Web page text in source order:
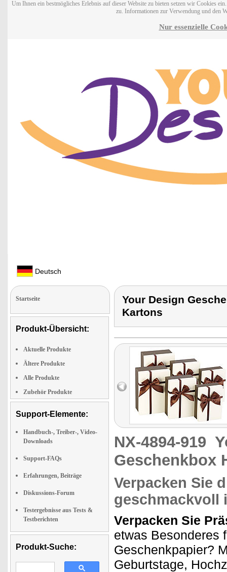
Um Ihnen ein bestmögliches Erlebnis auf dieser Website zu bieten setzen wir Cookies
zu. Informationen zur Verwendung und den
Nur essenzielle
Deutsch
Startseite
Produkt-Übersicht:
Aktuelle Produkte
Ältere Produkte
Alle Produkte
Zubehör Produkte
Support-Elemente:
Handbuch-, Treiber-, Video-
Downloads
Support-FAQs
Erfahrungen, Beiträge
Diskussions-Forum
Testergebnisse aus Tests &
Testberichten
Produkt-Suche:
Your Design
Kartons
NX-4894-919
Geschenkbox
Verpacken Sie
geschmackvoll
Verpacken Sie
etwas Besonderes
Geschenkpapier?
Geburtstage,